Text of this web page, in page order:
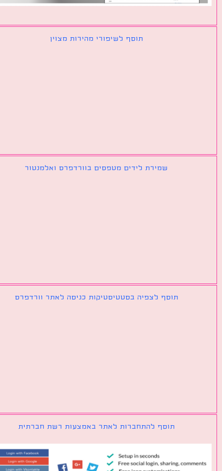
תוסף לשיפורי מהירות מצוין
שמירת לידים מטפסים בוורדפרס ואלמנטור
תוסף לצפיה בסטטיסטיקות כניסה לאתר וורדפרס
תוסף להתחברות לאתר באמצעות רשת חברתית